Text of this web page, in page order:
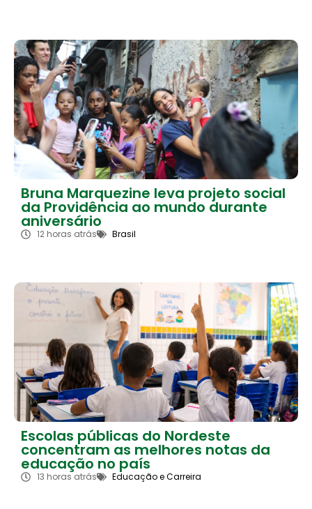
Bruna Marquezine leva projeto social
da Providência ao mundo durante
aniversário
12 horas atrás Brasil
Escolas públicas do Nordeste
concentram as melhores notas da
educação no país
13 horas atrás Educação e Carreira